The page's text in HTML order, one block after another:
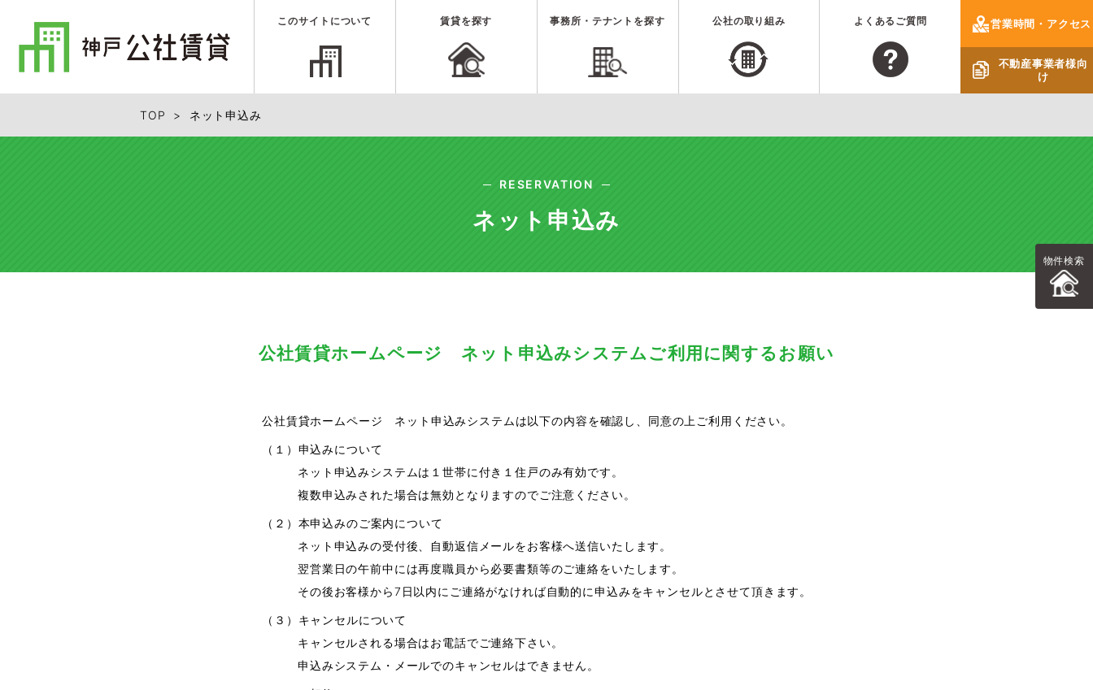
このサイトについて 賃貸を探す 事務所・テナントを探す 公社の取り組み よくあるご質問 営業時間・アクセス
不動産事業者様向
け
物件検索
TOP > ネット申込み
RESERVATION
ネット申込み
公社賃貸ホームページ ネット申込みシステムご利用に関するお願い
公社賃貸ホームページ ネット申込みシステムは以下の内容を確認し、同意の上ご利用ください。
（１）申込みについて
ネット申込みシステムは１世帯に付き１住戸のみ有効です。
複数申込みされた場合は無効となりますのでご注意ください。
（２）本申込みのご案内について
ネット申込みの受付後、自動返信メールをお客様へ送信いたします。
翌営業日の午前中には再度職員から必要書類等のご連絡をいたします。
その後お客様から7日以内にご連絡がなければ自動的に申込みをキャンセルとさせて頂きます。
（３）キャンセルについて
キャンセルされる場合はお電話でご連絡下さい。
申込みシステム・メールでのキャンセルはできません。